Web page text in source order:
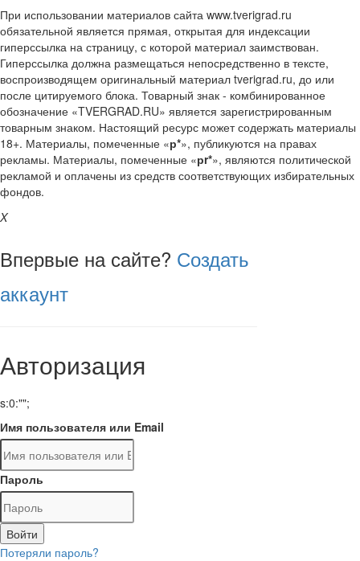
При использовании материалов сайта www.tverigrad.ru
обязательной является прямая, открытая для индексации
гиперссылка на страницу, с которой материал заимствован.
Гиперссылка должна размещаться непосредственно в тексте,
воспроизводящем оригинальный материал tverigrad.ru, до или
после цитируемого блока. Товарный знак - комбинированное
обозначение «TVERGRAD.RU» является зарегистрированным
товарным знаком. Настоящий ресурс может содержать материалы
18+. Материалы, помеченные «р*», публикуются на правах
рекламы. Материалы, помеченные «рr*», являются политической
рекламой и оплачены из средств соответствующих избирательных
фондов.
X
Впервые на сайте? Создать
аккаунт
Авторизация
s:0:"";
Имя пользователя или Email
Пароль
Войти
Потеряли пароль?